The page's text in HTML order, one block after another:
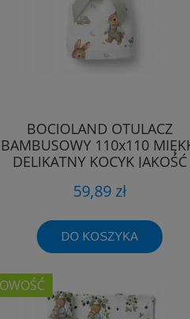
BOCIOLAND OTULACZ
BAMBUSOWY 110x110
DELIKATNY KOCYK JAKOŚĆ
59,89 zł
DO KOSZYKA